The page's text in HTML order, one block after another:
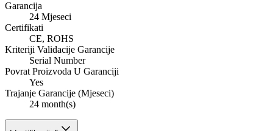
Garancija
24 Mjeseci
Certifikati
CE, ROHS
Kriteriji Validacije Garancije
Serial Number
Povrat Proizvoda U Garanciji
Yes
Trajanje Garancije (Mjeseci)
24 month(s)